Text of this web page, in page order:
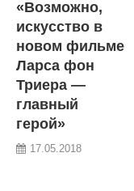
«Возможно,
искусство в
новом фильме
Ларса фон
Триера —
главный
герой»
17.05.2018